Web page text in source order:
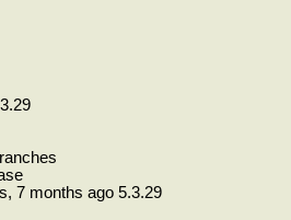
7 months ago 5.3.29